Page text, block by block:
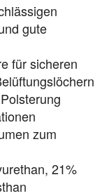
gute
für sicheren
zum
21%